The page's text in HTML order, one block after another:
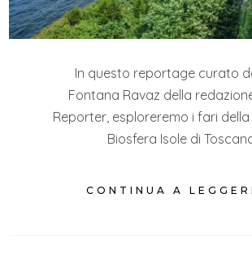
In questo reportage curato
Fontana Ravaz della
Reporter, esploreremo i fari della
Biosfera Isole di
CONTINUA A